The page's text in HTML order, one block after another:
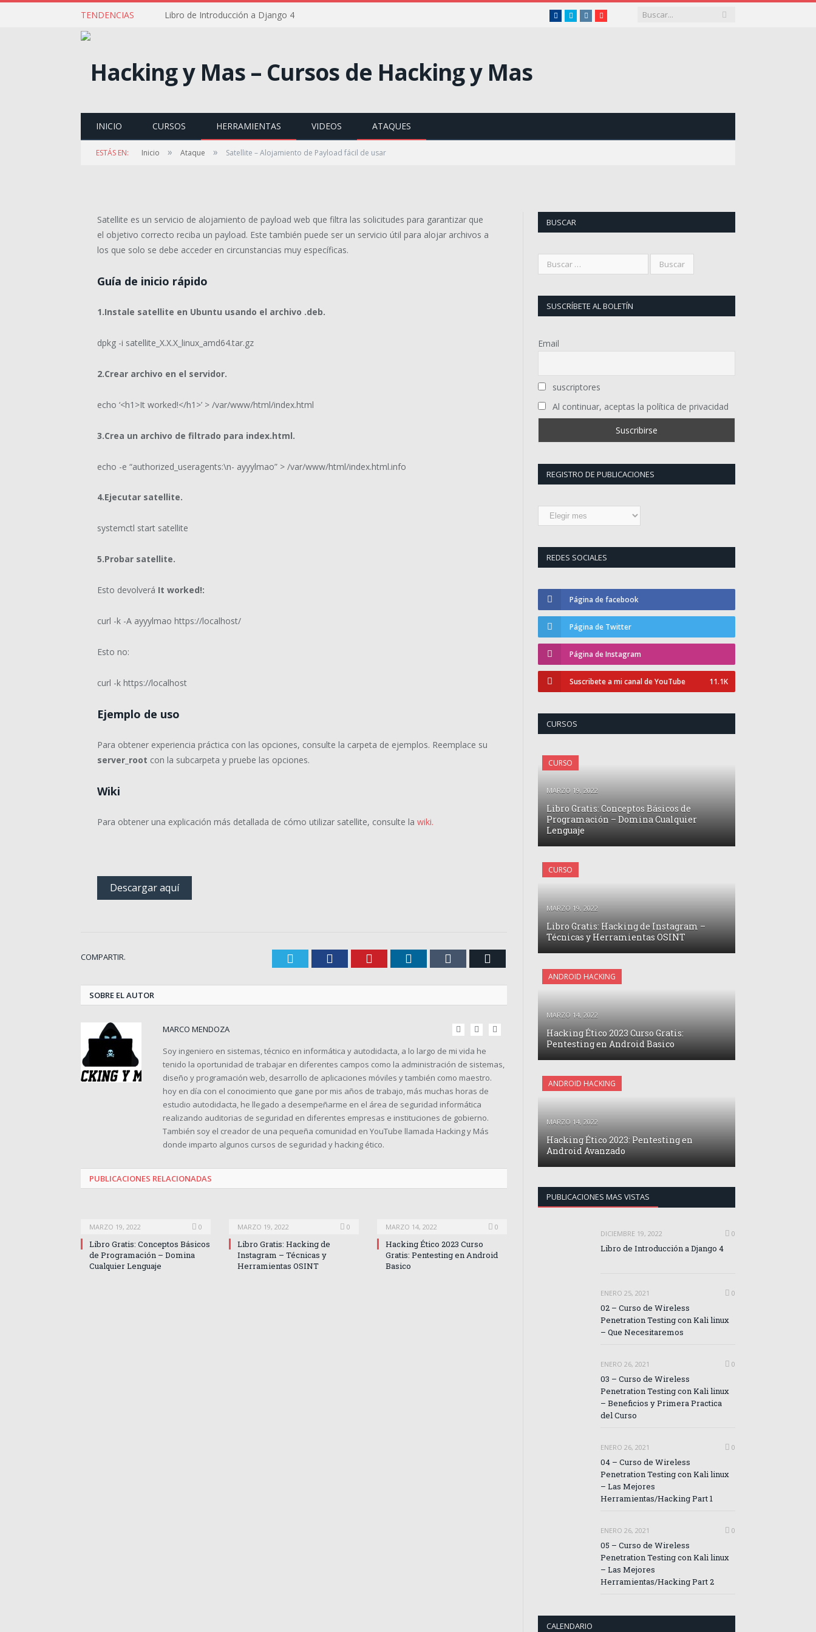
TENDENCIAS Libro de Introducción a Django 4 Facebook
TwitterInstagramYoutube
INICIO CURSOS HERRAMIENTAS VIDEOS ATAQUES
ESTÁS EN: Inicio » Ataque » Satellite – Alojamiento de Payload fácil de usar
Satellite – Alojamiento de Payload fácil de
usar
por
Satellite es un servicio de alojamiento de payload web que filtra las solicitudes para garantizar que
el objetivo correcto reciba un payload. Este también puede ser un servicio útil para alojar archivos a
los que solo se debe acceder en circunstancias muy específicas.
Guía de inicio rápido
1.Instale satellite en Ubuntu usando el archivo .deb.
dpkg -i satellite_X.X.X_linux_amd64.tar.gz
2.Crear archivo en el servidor.
echo ‘<h1>It worked!</h1>’ > /var/www/html/index.html
3.Crea un archivo de filtrado para index.html.
echo -e “authorized_useragents:\n- ayyylmao” > /var/www/html/index.html.info
4.Ejecutar satellite.
systemctl start satellite
5.Probar satellite.
Esto devolverá It worked!:
curl -k -A ayyylmao https://localhost/
Esto no:
curl -k https://localhost
Ejemplo de uso
Para obtener experiencia práctica con las opciones, consulte la carpeta de ejemplos. Reemplace su
server_root con la subcarpeta y pruebe las opciones.
Wiki
Para obtener una explicación más detallada de cómo utilizar satellite, consulte lawiki.
Descargar aquí
COMPARTIR. Twitter Facebook Pinterest LinkedIn Tumblr
SOBRE EL AUTOR
MARCO MENDOZA
Sitio
Facebook
Soy ingeniero en sistemas, técnico en informática y autodidacta, a lo largo de mi vida he
tenido la oportunidad de trabajar en diferentes campos como la administración de sistemas,
diseño y programación web, desarrollo de aplicaciones móviles y también como maestro.
hoy en día con el conocimiento que gane por mis años de trabajo, más muchas horas de
estudio autodidacta, he llegado a desempeñarme en el área de seguridad informática
realizando auditorias de seguridad en diferentes empresas e instituciones de gobierno.
También soy el creador de una pequeña comunidad en YouTube llamada Hacking y Más
donde imparto algunos cursos de seguridad y hacking ético.
PUBLICACIONES RELACIONADAS
MARZO 19, 2022 0
Libro Gratis: Conceptos Básicos
de Programación – Domina
Cualquier Lenguaje
MARZO 19, 2022 0
Libro Gratis: Hacking de
Instagram – Técnicas y
Herramientas OSINT
MARZO 14, 2022 0
Hacking Ético 2023 Curso
Gratis: Pentesting en Android
Basico
BUSCAR
SUSCRÍBETE AL BOLETÍN
Email
suscriptores
Al continuar, aceptas la política de privacidad
REGISTRO DE PUBLICACIONES
Registro
REDES SOCIALES
Página de facebook
Página de Twitter
Página de Instagram
Suscribete a mi canal de YouTube 11.1K
CURSOS
CURSO
MARZO 19, 2022
Libro Gratis: Conceptos Básicos de
Programación – Domina Cualquier
Lenguaje
CURSO
MARZO 19, 2022
Libro Gratis: Hacking de Instagram –
Técnicas y Herramientas OSINT
ANDROID HACKING
MARZO 14, 2022
Hacking Ético 2023 Curso Gratis:
Pentesting en Android Basico
ANDROID HACKING
MARZO 14, 2022
Hacking Ético 2023: Pentesting en
Android Avanzado
PUBLICACIONES MAS VISTAS
DICIEMBRE 19, 2022 0
Libro de Introducción a Django 4
ENERO 25, 2021 0
02 – Curso de Wireless
Penetration Testing con Kali linux
– Que Necesitaremos
ENERO 26, 2021 0
03 – Curso de Wireless
Penetration Testing con Kali linux
– Beneficios y Primera Practica
del Curso
ENERO 26, 2021 0
04 – Curso de Wireless
Penetration Testing con Kali linux
– Las Mejores
Herramientas/Hacking Part 1
ENERO 26, 2021 0
05 – Curso de Wireless
Penetration Testing con Kali linux
– Las Mejores
Herramientas/Hacking Part 2
CALENDARIO